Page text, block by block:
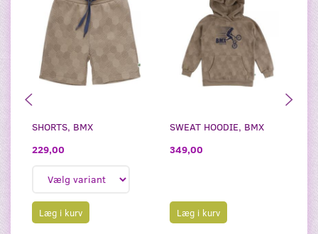
SHORTS, BMX
229,00
Læg i kurv
SWEAT HOODIE, BMX
349,00
Læg i kurv